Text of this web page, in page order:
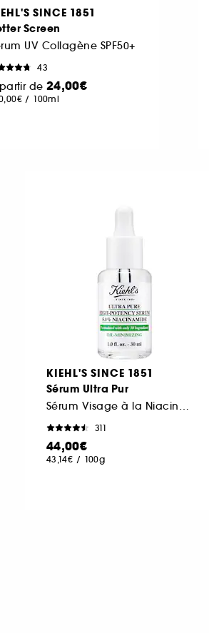
SINCE 1851
Screen
UV Collagène SPF50+
43
de 24,00€
/ 100ml
KIEHL'S SINCE 1851
Sérum Ultra Pur
Sérum Visage à la Niacinamide
311
44,00€
43,14€ / 100g